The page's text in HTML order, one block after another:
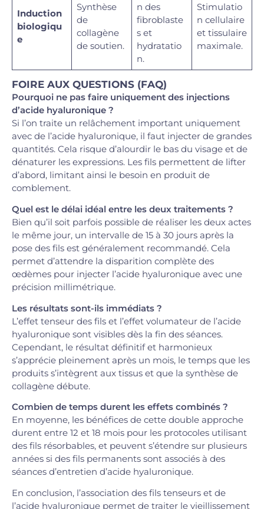
Induction
biologiqu
e
Synthèse
de
collagène
de soutien.
n des
fibroblaste
s et
hydratatio
n.
Stimulatio
n cellulaire
et tissulaire
maximale.
FOIRE AUX QUESTIONS (FAQ)
Pourquoi ne pas faire uniquement des injections
d’acide hyaluronique ?
Si l’on traite un relâchement important uniquement
avec de l’acide hyaluronique, il faut injecter de grandes
quantités. Cela risque d’alourdir le bas du visage et de
dénaturer les expressions. Les fils permettent de lifter
d’abord, limitant ainsi le besoin en produit de
comblement.
Quel est le délai idéal entre les deux traitements ?
Bien qu’il soit parfois possible de réaliser les deux actes
le même jour, un intervalle de 15 à 30 jours après la
pose des fils est généralement recommandé. Cela
permet d’attendre la disparition complète des
œdèmes pour injecter l’acide hyaluronique avec une
précision millimétrique.
Les résultats sont-ils immédiats ?
L’effet tenseur des fils et l’effet volumateur de l’acide
hyaluronique sont visibles dès la fin des séances.
Cependant, le résultat définitif et harmonieux
s’apprécie pleinement après un mois, le temps que les
produits s’intègrent aux tissus et que la synthèse de
collagène débute.
Combien de temps durent les effets combinés ?
En moyenne, les bénéfices de cette double approche
durent entre 12 et 18 mois pour les protocoles utilisant
des fils résorbables, et peuvent s’étendre sur plusieurs
années si des fils permanents sont associés à des
séances d’entretien d’acide hyaluronique.
En conclusion, l’association des fils tenseurs et de
l’acide hyaluronique permet de traiter le vieillissement